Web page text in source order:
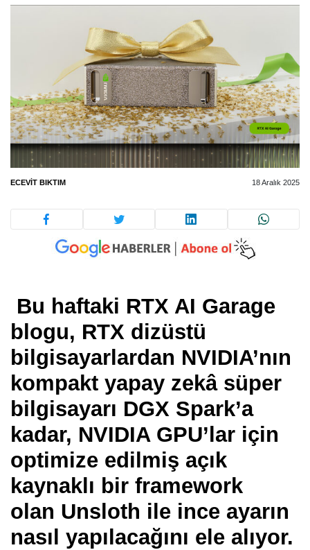
ECEVIT BIKTIM 18 Aralık 2025
Bu haftaki RTX AI Garage
blogu, RTX dizüstü
bilgisayarlardan NVIDIA’nın
kompakt yapay zekâ süper
bilgisayarı DGX Spark’a
kadar, NVIDIA GPU’lar için
optimize edilmiş açık
kaynaklı bir framework
olan Unsloth ile ince ayarın
nasıl yapılacağını ele alıyor.